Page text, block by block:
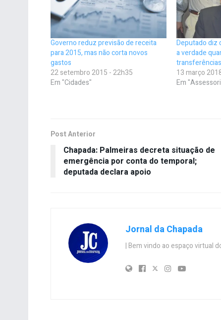
Governo reduz previsão de receita
para 2015, mas não corta novos
gastos
22 setembro 2015 - 22h35
Em "Cidades"
Deputado diz
a verdade
13 março
Em
Post Anterior
Chapada: Palmeiras decreta situação de
emergência por conta do temporal;
deputada declara apoio
Jornal da Chapada
| Bem vindo ao espaço virtual